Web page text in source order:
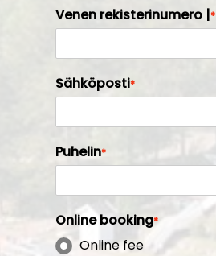
Venen rekisterinumero |*
Sähköposti*
Puhelin*
Online booking*
Online fee